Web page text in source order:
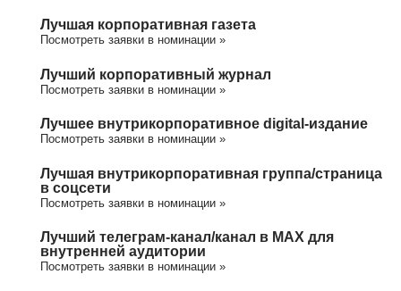
Лучшая корпоративная газета
Посмотреть заявки в номинации »
Лучший корпоративный журнал
Посмотреть заявки в номинации »
Лучшее внутрикорпоративное digital-издание
Посмотреть заявки в номинации »
Лучшая внутрикорпоративная группа/cтраница
в соцсети
Посмотреть заявки в номинации »
Лучший телеграм-канал/канал в МАХ для
внутренней аудитории
Посмотреть заявки в номинации »